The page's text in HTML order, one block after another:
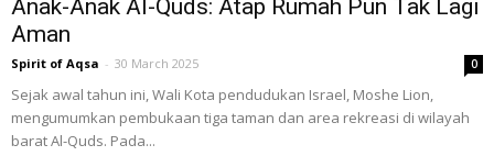
Anak-Anak Al-Quds: Atap Rumah Pun Tak Lagi
Aman
Spirit of Aqsa - 30 March 2025 0
Sejak awal tahun ini, Wali Kota pendudukan Israel, Moshe Lion,
mengumumkan pembukaan tiga taman dan area rekreasi di wilayah
barat Al-Quds. Pada...